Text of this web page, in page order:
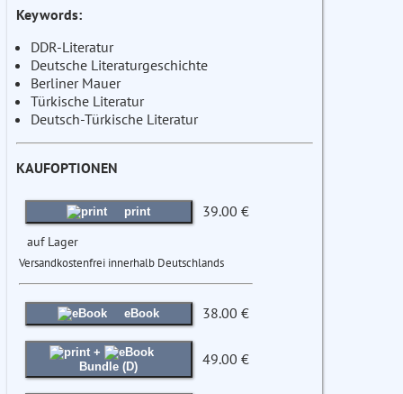
Keywords:
DDR-Literatur
Deutsche Literaturgeschichte
Berliner Mauer
Türkische Literatur
Deutsch-Türkische Literatur
KAUFOPTIONEN
print 39.00 €
auf Lager
Versandkostenfrei innerhalb Deutschlands
eBook 38.00 €
+
Bundle (D)
49.00 €